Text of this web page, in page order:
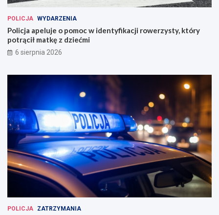
POLICJA WYDARZENIA
Policja apeluje o pomoc w identyfikacji rowerzysty, który
potrącił matkę z dziećmi
6 sierpnia 2026
POLICJA ZATRZYMANIA